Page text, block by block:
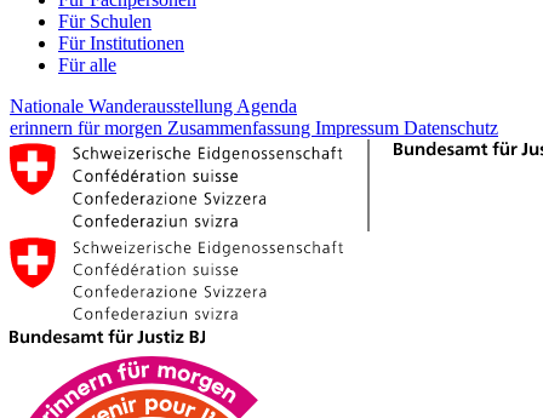
Für Schulen
Für Institutionen
Für alle
Nationale Wanderausstellung Agenda
erinnern für morgen Zusammenfassung Impressum Datenschutz